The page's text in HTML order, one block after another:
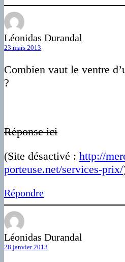
Léonidas Durandal
23 mars 2013
Combien vaut le ventre
?
Réponse ici
(Site désactivé : http://
porteuse.net/services-prix/
Répondre
Léonidas Durandal
28 janvier 2013